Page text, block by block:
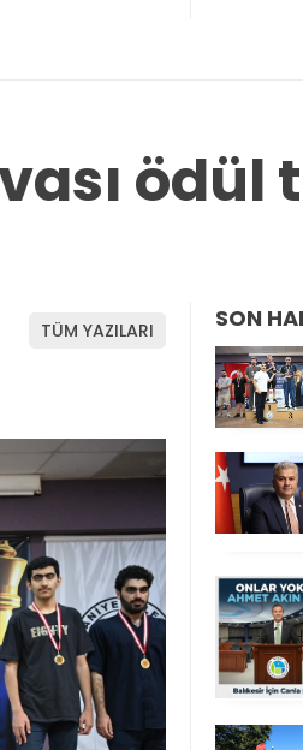
ödül
TÜM YAZILARI SON